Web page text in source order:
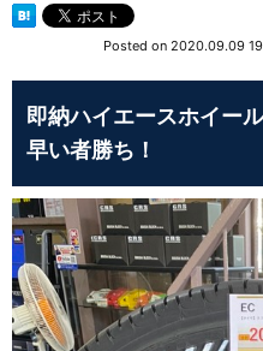
Posted on 2020.09.09
即納ハイエースホイー
早い者勝ち！